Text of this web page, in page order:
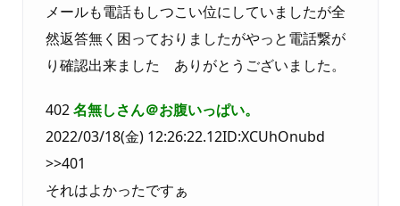
メールも電話もしつこい位にしていましたが全
然返答無く困っておりましたがやっと電話繋が
り確認出来ました ありがとうございました。
402名無しさん＠お腹いっぱい。
2022/03/18(金) 12:26:22.12ID:XCUhOnubd
>>401
それはよかったですぁ